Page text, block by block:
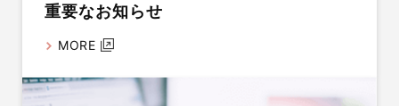
重要なお知らせ
MORE